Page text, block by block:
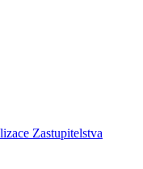
Zastupitelstva